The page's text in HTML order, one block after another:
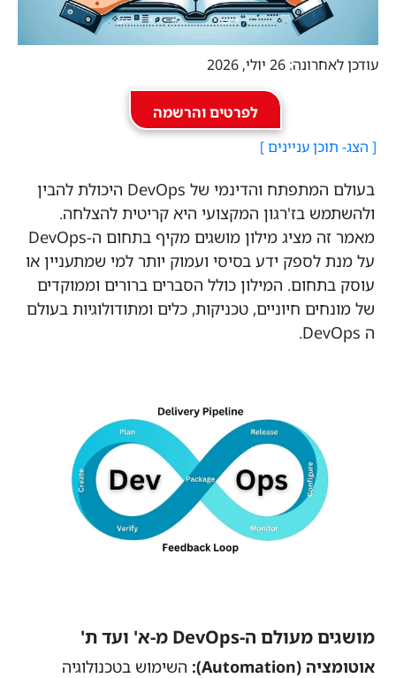
עודכן לאחרונה: 26 יולי, 2026
לפרטים והרשמה
בעולם המתפתח והדינמי של DevOps היכולת להבין
ולהשתמש בז'רגון המקצועי היא קריטית להצלחה.
מאמר זה מציג מילון מושגים מקיף בתחום ה-DevOps
על מנת לספק ידע בסיסי ועמוק יותר למי שמתעניין או
עוסק בתחום. המילון כולל הסברים ברורים וממוקדים
של מונחים חיוניים, טכניקות, כלים ומתודולוגיות בעולם
ה DevOps.
מושגים מעולם ה-DevOps מ-א' ועד ת'
אוטומציה (Automation):
השימוש בטכנולוגיה